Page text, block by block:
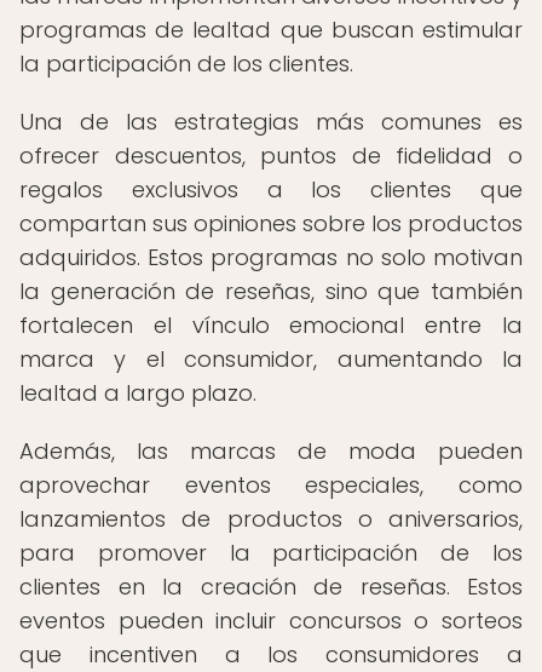
programas de lealtad que buscan estimular
la participación de los clientes.
Una de las estrategias más comunes es
ofrecer descuentos, puntos de fidelidad o
regalos exclusivos a los clientes que
compartan sus opiniones sobre los productos
adquiridos. Estos programas no solo motivan
la generación de reseñas, sino que también
fortalecen el vínculo emocional entre la
marca y el consumidor, aumentando la
lealtad a largo plazo.
Además, las marcas de moda pueden
aprovechar eventos especiales, como
lanzamientos de productos o aniversarios,
para promover la participación de los
clientes en la creación de reseñas. Estos
eventos pueden incluir concursos o sorteos
que incentiven a los consumidores a